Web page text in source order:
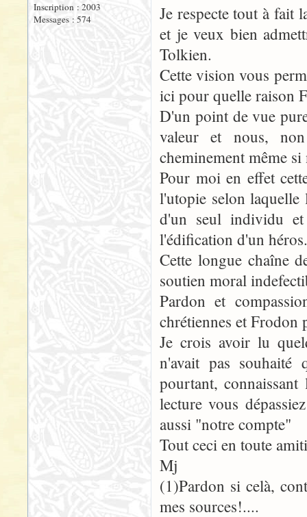
Inscription : 2003
Messages : 574
Je respecte tout à fait
et je veux bien
Tolkien.
Cette vision vous
ici pour quelle raison
D'un point de vue
valeur et nous,
cheminement même
Pour moi en effet
l'utopie selon
d'un seul individu
l'édification d'un héros.
Cette longue chaîne
soutien moral
Pardon et
chrétiennes et Frodon
Je crois avoir lu
n'avait pas souhaité
pourtant,
lecture vous
aussi "notre compte"
Tout ceci en toute
Mj
(1)Pardon si celà,
mes sources!....